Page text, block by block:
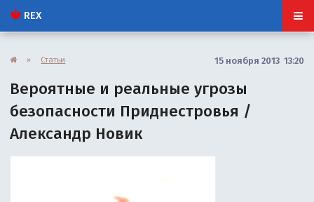
REX
» Статьи 15 ноября 2013 13:20
Вероятные и реальные угрозы
безопасности Приднестровья /
Александр Новик